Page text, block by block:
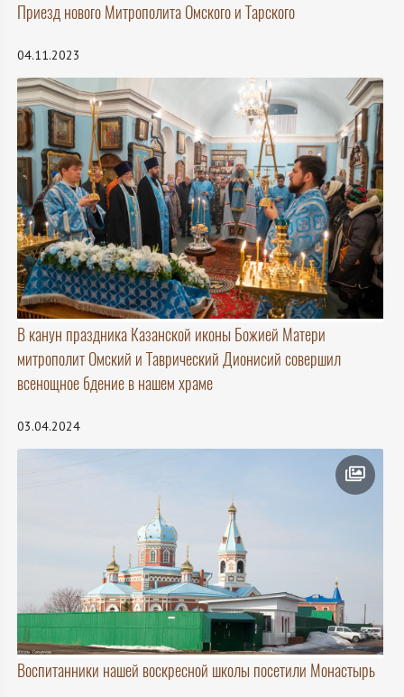
Приезд нового Митрополита Омского и Тарского
04.11.2023
В канун праздника Казанской иконы Божией Матери
митрополит Омский и Таврический Дионисий совершил
всенощное бдение в нашем храме
03.04.2024
Воспитанники нашей воскресной школы посетили Монастырь